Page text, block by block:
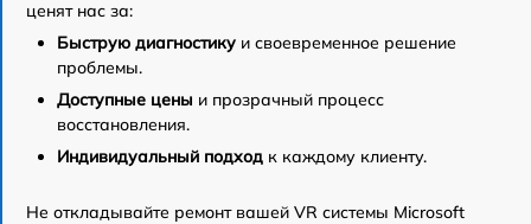
ценят нас за:
Быструю диагностику и своевременное решение
проблемы.
Доступные цены и прозрачный процесс
восстановления.
Индивидуальный подход к каждому клиенту.
Не откладывайте ремонт вашей VR системы Microsoft